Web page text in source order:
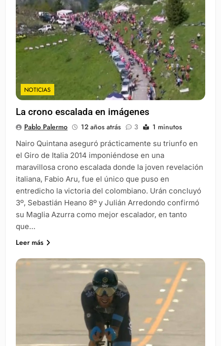
NOTICIAS
La crono escalada en imágenes
Pablo Palermo 12 años atrás 3 1 minutos
Nairo Quintana aseguró prácticamente su triunfo en
el Giro de Italia 2014 imponiéndose en una
maravillosa crono escalada donde la joven revelación
italiana, Fabio Aru, fue el único que puso en
entredicho la victoria del colombiano. Urán concluyó
3º, Sebastián Heano 8º y Julián Arredondo confirmó
su Maglia Azurra como mejor escalador, en tanto
que…
Leer más